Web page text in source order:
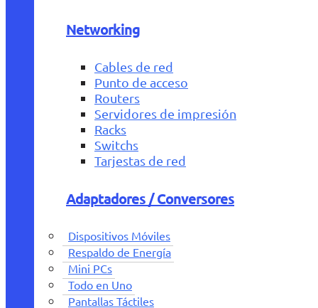
Networking
Cables de red
Punto de acceso
Routers
Servidores de impresión
Racks
Switchs
Tarjestas de red
Adaptadores / Conversores
Dispositivos Móviles
Respaldo de Energía
Mini PCs
Todo en Uno
Pantallas Táctiles